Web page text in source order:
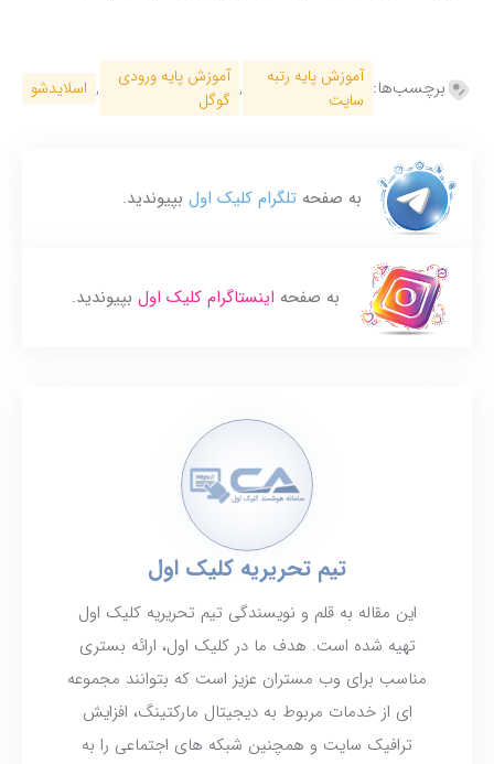
برچسب‌ها: آموزش پایه رتبه
سایت
, آموزش پایه ورودی
گوگل
, اسلایدشو
به صفحه تلگرام کلیک اول بپیوندید.
به صفحه اینستاگرام کلیک اول بپیوندید.
تیم تحریریه کلیک اول
این مقاله به قلم و نویسندگی تیم تحریریه کلیک اول
تهیه شده است. هدف ما در کلیک اول، ارائه بستری
مناسب برای وب مستران عزیز است که بتوانند مجموعه
ای از خدمات مربوط به دیجیتال مارکتینگ، افزایش
ترافیک سایت و همچنین شبکه های اجتماعی را به